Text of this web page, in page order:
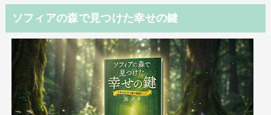
ソフィアの森で見つけた幸せの鍵